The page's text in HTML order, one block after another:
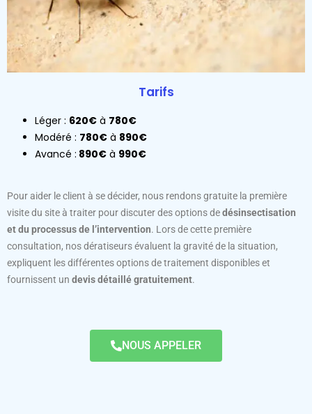
Tarifs
Léger : 620€ à 780€
Modéré : 780€ à 890€
Avancé : 890€ à 990€
Pour aider le client à se décider, nous rendons gratuite la première
visite du site à traiter pour discuter des options dedésinsectisation
et du processus de l’intervention. Lors de cette première
consultation, nos dératiseurs évaluent la gravité de la situation,
expliquent les différentes options de traitement disponibles et
fournissent un devis détaillé gratuitement.
NOUS APPELER